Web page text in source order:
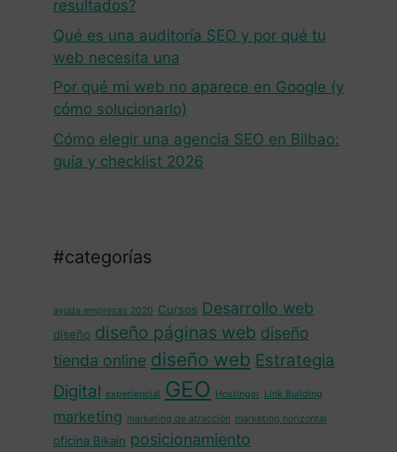
resultados?
Qué es una auditoría SEO y por qué tu
web necesita una
Por qué mi web no aparece en Google (y
cómo solucionarlo)
Cómo elegir una agencia SEO en Bilbao:
guía y checklist 2026
#categorías
ayuda empresas 2020 Cursos Desarrollo web
diseño diseño páginas web diseño
tienda online diseño web Estrategia
Digital experiencial GEO Hostinger Link Building
marketing marketing de atracción marketing horizontal
oficina Bikain posicionamiento